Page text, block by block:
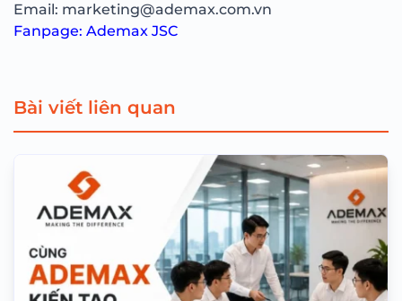
Email: marketing@ademax.com.vn
Fanpage: Ademax JSC
Bài viết liên quan